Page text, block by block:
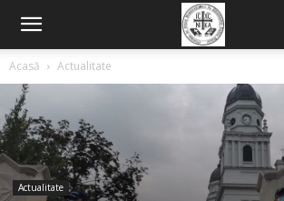
Acasă Actualitate
Actualitate